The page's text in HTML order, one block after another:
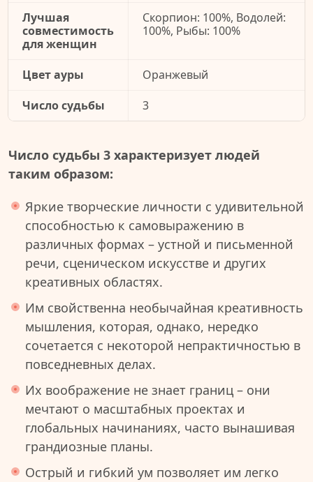
Лучшая
совместимость
для женщин
Скорпион: 100%, Водолей:
100%, Рыбы: 100%
Цвет ауры
Оранжевый
Число судьбы
3
Число судьбы 3 характеризует людей
таким образом:
Яркие творческие личности с удивительной
способностью к самовыражению в
различных формах – устной и письменной
речи, сценическом искусстве и других
креативных областях.
Им свойственна необычайная креативность
мышления, которая, однако, нередко
сочетается с некоторой непрактичностью в
повседневных делах.
Их воображение не знает границ – они
мечтают о масштабных проектах и
глобальных начинаниях, часто вынашивая
грандиозные планы.
Острый и гибкий ум позволяет им легко